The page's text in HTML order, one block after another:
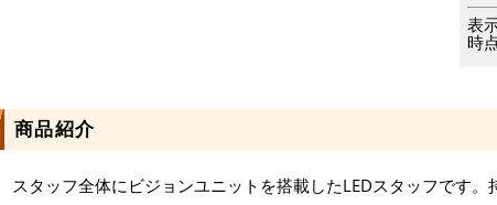
表
時
商品紹介
スタッフ全体にビジョンユニットを搭載したLEDスタッフです。